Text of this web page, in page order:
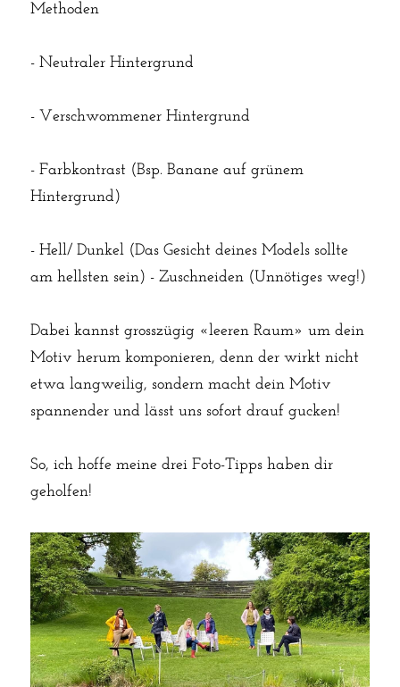
Methoden
- Neutraler Hintergrund
- Verschwommener Hintergrund
- Farbkontrast (Bsp. Banane auf grünem
Hintergrund)
- Hell/ Dunkel (Das Gesicht deines Models sollte
am hellsten sein) - Zuschneiden (Unnötiges weg!)
Dabei kannst grosszügig «leeren Raum» um dein
Motiv herum komponieren, denn der wirkt nicht
etwa langweilig, sondern macht dein Motiv
spannender und lässt uns sofort drauf gucken!
So, ich hoffe meine drei Foto-Tipps haben dir
geholfen!